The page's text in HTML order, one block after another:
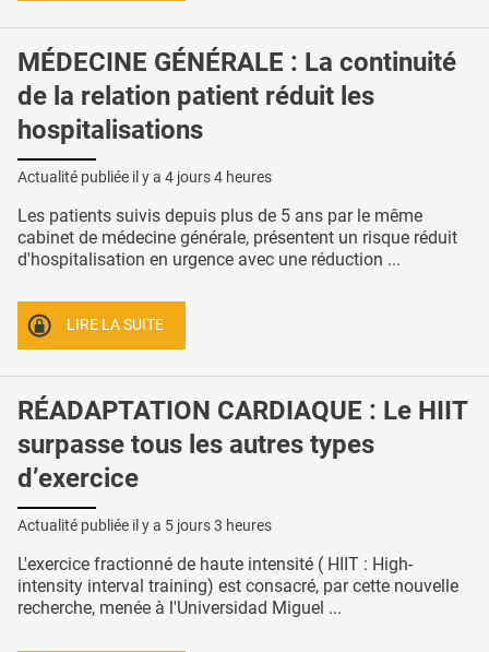
MÉDECINE GÉNÉRALE : La continuité
de la relation patient réduit les
hospitalisations
Actualité publiée il y a 4 jours 4 heures
Les patients suivis depuis plus de 5 ans par le même
cabinet de médecine générale, présentent un risque réduit
d'hospitalisation en urgence avec une réduction ...
LIRE LA SUITE
RÉADAPTATION CARDIAQUE : Le HIIT
surpasse tous les autres types
d’exercice
Actualité publiée il y a 5 jours 3 heures
L'exercice fractionné de haute intensité ( HIIT : High-
intensity interval training) est consacré, par cette nouvelle
recherche, menée à l'Universidad Miguel ...